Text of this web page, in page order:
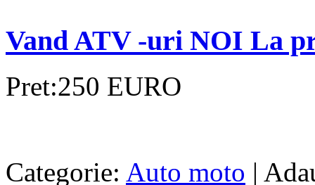
Vand ATV -uri NOI La
Pret:250 EURO
Categorie: Auto moto |